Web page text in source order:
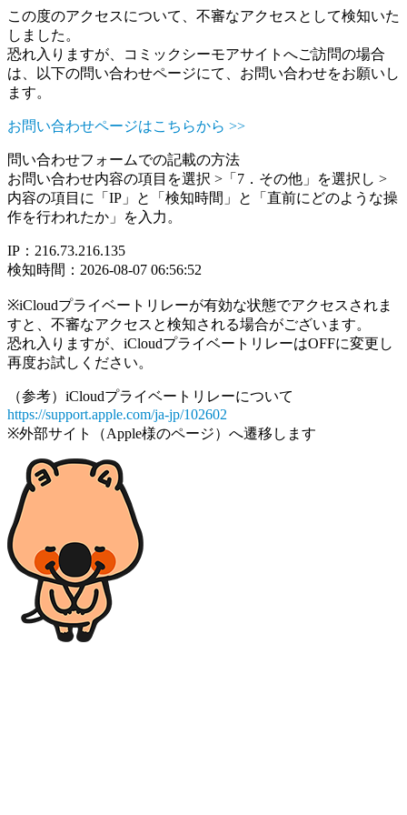
この度のアクセスについて、不審なアクセスとして検知いた
しました。
恐れ入りますが、コミックシーモアサイトへご訪問の場合
は、以下の問い合わせページにて、お問い合わせをお願いし
ます。
お問い合わせページはこちらから >>
問い合わせフォームでの記載の方法
お問い合わせ内容の項目を選択 >「7．その他」を選択し >
内容の項目に「IP」と「検知時間」と「直前にどのような操
作を行われたか」を入力。
IP：216.73.216.135
検知時間：2026-08-07 06:56:52
※iCloudプライベートリレーが有効な状態でアクセスされま
すと、不審なアクセスと検知される場合がございます。
恐れ入りますが、iCloudプライベートリレーはOFFに変更し
再度お試しください。
（参考）iCloudプライベートリレーについて
https://support.apple.com/ja-jp/102602
※外部サイト（Apple様のページ）へ遷移します